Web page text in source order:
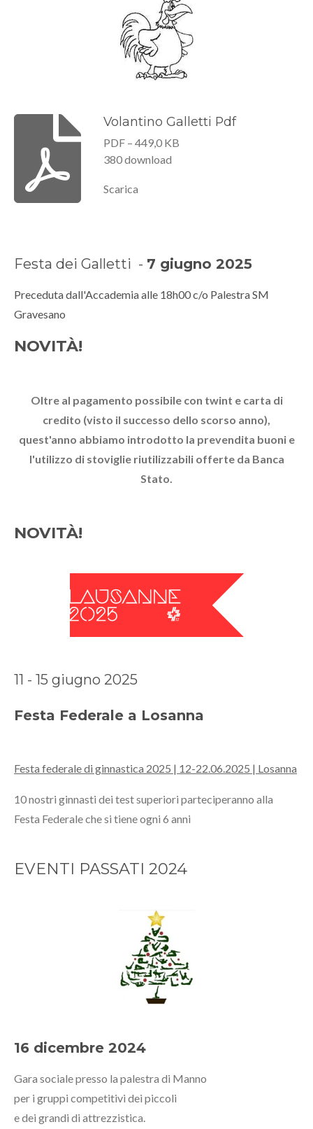
Volantino Galletti Pdf
PDF – 449,0 KB
380 download
Scarica
Festa dei Galletti - 7 giugno 2025
Preceduta dall'Accademia alle 18h00 c/o Palestra SM
Gravesano
NOVITÀ!
Oltre al pagamento possibile con twint e carta di
credito (visto il successo dello scorso anno),
quest'anno abbiamo introdotto la prevendita buoni e
l'utilizzo di stoviglie riutilizzabili offerte da Banca
Stato.
NOVITÀ!
11 - 15 giugno 2025
Festa Federale a Losanna
Festa federale di ginnastica 2025 | 12-22.06.2025 | Losanna
10 nostri ginnasti dei test superiori parteciperanno alla
Festa Federale che si tiene ogni 6 anni
EVENTI PASSATI 2024
16 dicembre 2024
Gara sociale presso la palestra di Manno
per i gruppi competitivi dei piccoli
e dei grandi di attrezzistica.